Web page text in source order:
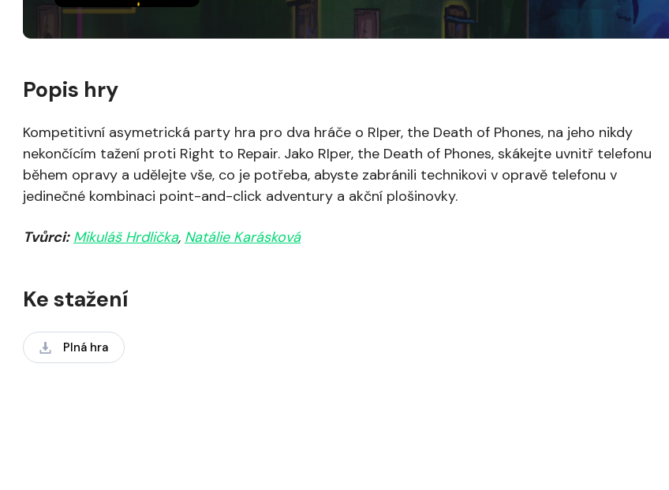
Popis hry
Kompetitivní asymetrická party hra pro dva hráče o RIper, the Death of Phones, na jeho nikdy
nekončícím tažení proti Right to Repair. Jako RIper, the Death of Phones, skákejte uvnitř telefonu
během opravy a udělejte vše, co je potřeba, abyste zabránili technikovi v opravě telefonu v
jedinečné kombinaci point-and-click adventury a akční plošinovky.
Tvůrci: Mikuláš Hrdlička, Natálie Karásková
Ke stažení
Plná hra